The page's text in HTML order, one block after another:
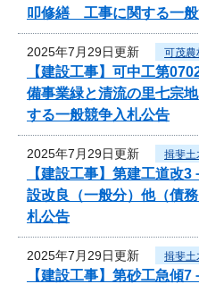
叩修繕 工事に関する一
2025年7月29日更新 可茂農
【建設工事】可中工第
備事業緑と清流の里七宗
する一般競争入札公告
2025年7月29日更新 揖斐土
【建設工事】第建工道
設改良（一般分）他（債
札公告
2025年7月29日更新 揖斐土
【建設工事】第砂工急傾